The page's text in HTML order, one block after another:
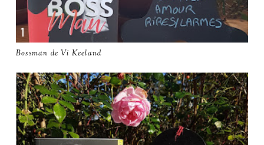
Bossman de Vi Keeland